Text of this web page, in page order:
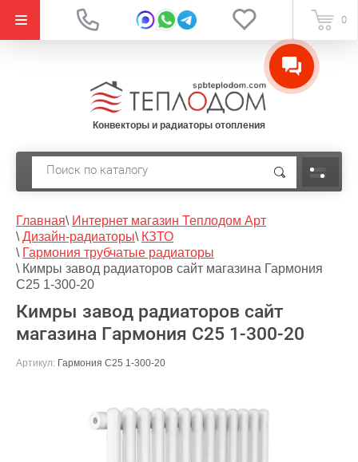
0
Конвекторы и радиаторы отопления
Главная\ Интернет магазин Теплодом Арт
\ Дизайн-радиаторы\ КЗТО
\ Гармония трубчатые радиаторы
\ Кимры завод радиаторов сайт магазина Гармония
С25 1-300-20
Кимры завод радиаторов сайт
магазина Гармония С25 1-300-20
Артикул: Гармония С25 1-300-20